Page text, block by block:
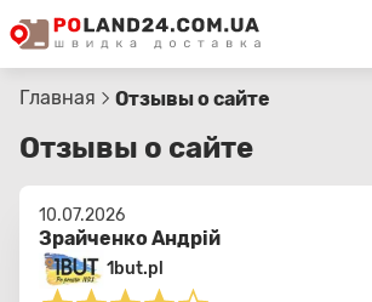
Главная Отзывы о сайте
Отзывы о сайте
Зрайченко Андрій
10.07.2026
1but.pl